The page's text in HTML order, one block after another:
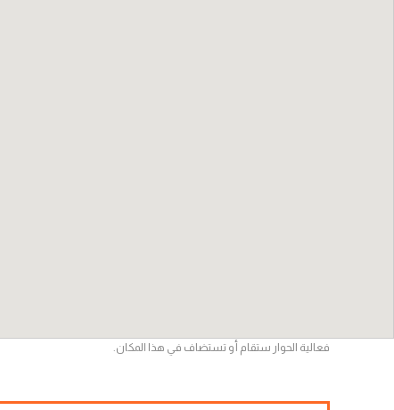
فعالية الحوار ستقام أو تستضاف في هذا المكان.